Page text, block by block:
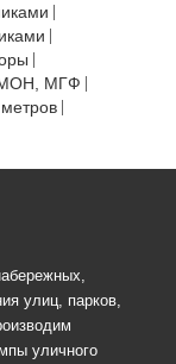
МГФ
улиц, парков,
уличного